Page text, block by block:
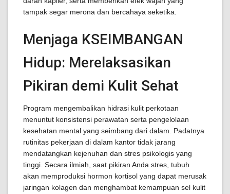
tampak segar merona dan bercahaya seketika.
Menjaga KSEIMBANGAN
Hidup: Merelaksasikan
Pikiran demi Kulit Sehat
Program mengembalikan hidrasi kulit perkotaan
menuntut konsistensi perawatan serta pengelolaan
kesehatan mental yang seimbang dari dalam. Padatnya
rutinitas pekerjaan di dalam kantor tidak jarang
mendatangkan kejenuhan dan stres psikologis yang
tinggi. Secara ilmiah, saat pikiran Anda stres, tubuh
akan memproduksi hormon kortisol yang dapat merusak
jaringan kolagen dan menghambat kemampuan sel kulit